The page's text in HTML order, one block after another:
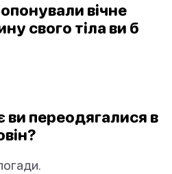
вічне
свого тіла ви б
ви переодягалися в